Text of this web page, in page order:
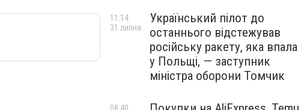
Український пілот до
останнього відстежував
російську ракету, яка впала
у Польщі, — заступник
міністра оборони Томчик
11:14
31 липня